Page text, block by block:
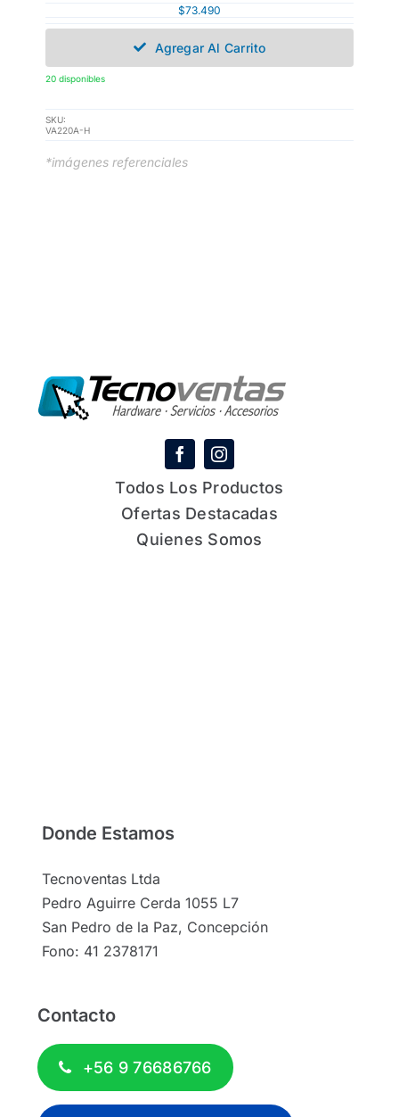
$73.490
Agregar Al Carrito
20 disponibles
SKU:
VA220A-H
*imágenes referenciales
Todos Los Productos
Ofertas Destacadas
Quienes Somos
Donde Estamos
Tecnoventas Ltda
Pedro Aguirre Cerda 1055 L7
San Pedro de la Paz, Concepción
Fono: 41 2378171
Contacto
+56 9 76686766